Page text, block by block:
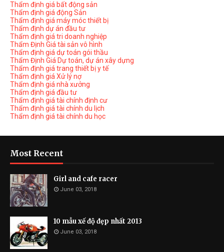
Thẩm định giá bất động sản
Thẩm định giá động Sản
Thẩm định giá máy móc thiết bị
Thẩm định dự án đầu tư
Thẩm định giá tri doanh nghiệp
Thẩm Định Giá tài sản vô hình
Thẩm định giá dự toán gói thầu
Thẩm Định Giá Dự toán, dự án xây dựng
Thẩm định giá trang thiết bị y tế
Thẩm định giá Xử lý nợ
Thẩm định giá nhà xưởng
Thẩm định giá đầu tư
Thẩm định giá tài chính định cư
Thẩm định giá tài chính du lịch
Thẩm định giá tài chính du học
Most Recent
Girl and cafe racer
June 03, 2018
10 mẫu xế độ đẹp nhất 2013
June 03, 2018